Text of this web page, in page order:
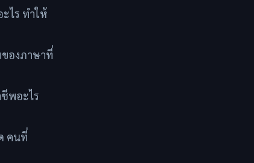
ไร ทำให้
ของภาษาที่
พอะไร
คนที่